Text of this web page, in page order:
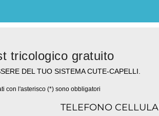
tricologico gratuito
DEL TUO SISTEMA CUTE-CAPELLI.
con l'asterisco (*) sono obbligatori
TELEFONO